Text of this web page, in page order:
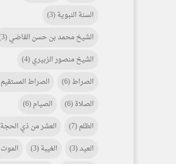
السنة النبوية(3)
الشيخ محمد بن حسن القاضي(3)
الشيخ منصور الزبيري(4)
الصراط(6) الصراط المستقيم
الصلاة(6) الصيام(6)
الظلم(7) العشر من ذي الحجة
العيد(3) الغيبة(3) الموت